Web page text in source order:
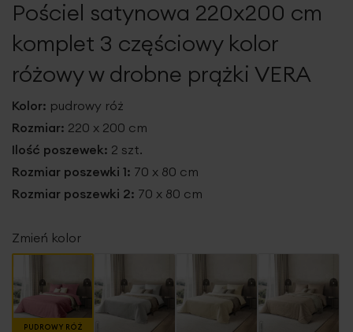
galeriiPościel satynowa 220x200 cm
komplet 3 częściowy kolor
różowy w drobne prążki VERA
Kolor: pudrowy róż
Rozmiar: 220 x 200 cm
Ilość poszewek: 2 szt.
Rozmiar poszewki 1: 70 x 80 cm
Rozmiar poszewki 2: 70 x 80 cm
Zmień kolor
PUDROWY RÓŻ